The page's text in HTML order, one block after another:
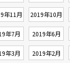
年11月 2019年10月
年7月 2019年6月
年3月 2019年2月